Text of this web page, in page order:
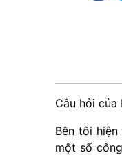
Câu hỏi của
Bên tôi
một số